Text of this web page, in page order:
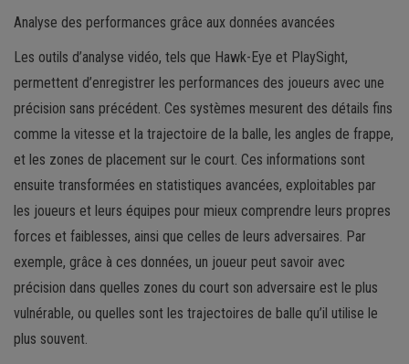
Analyse des performances grâce aux données avancées
Les outils d’analyse vidéo, tels que Hawk-Eye et PlaySight,
permettent d’enregistrer les performances des joueurs avec une
précision sans précédent. Ces systèmes mesurent des détails fins
comme la vitesse et la trajectoire de la balle, les angles de frappe,
et les zones de placement sur le court. Ces informations sont
ensuite transformées en statistiques avancées, exploitables par
les joueurs et leurs équipes pour mieux comprendre leurs propres
forces et faiblesses, ainsi que celles de leurs adversaires. Par
exemple, grâce à ces données, un joueur peut savoir avec
précision dans quelles zones du court son adversaire est le plus
vulnérable, ou quelles sont les trajectoires de balle qu’il utilise le
plus souvent.